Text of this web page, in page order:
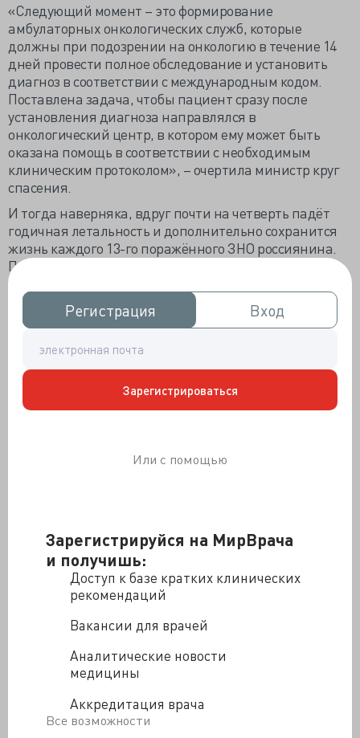
Зарегистрируйся на МирВрача
и получишь:
Доступ к базе кратких клинических
рекомендаций
Вакансии для врачей
Аналитические новости
медицины
Аккредитация врача
Все возможности
Регистрация
Регистрация Вход
Вход
Зарегистрироваться
Или с помощью
«Следующий момент – это формирование
амбулаторных онкологических служб, которые
должны при подозрении на онкологию в течение 14
дней провести полное обследование и установить
диагноз в соответствии с международным кодом.
Поставлена задача, чтобы пациент сразу после
установления диагноза направлялся в
онкологический центр, в котором ему может быть
оказана помощь в соответствии с необходимым
клиническим протоколом», – очертила министр круг
спасения.
И тогда наверняка, вдруг почти на четверть падёт
годичная летальность и дополнительно сохранится
жизнь каждого 13-го поражённого ЗНО россиянина.
Пятилетняя выживаемость должна перерасти на
11%, а выявление рака на ранних стадиях достичь
63%. Не сильно непреодолимая задача, ведь
«благодаря диспансеризации, способствующей
новообразований обнаруживают на I–II стадии, а 54%
россиян благополучно или не очень, но переживают
пятилетний рубец диспансерного наблюдения
онколога.
последние годы удалосьснизить рост
онкопатологии на 1-2 стадии. На 20-25% уменьшилась
одногодичная летальность». Представляете, в
результате активной деятельности Министерства во
главе с Вероникой Игоревной, онкологической
настороженности переобученных терапевтов и лично
главного онколога, у каждого пятого россиянина не
Впечатления подпортил профессор Вахтанг
неправильно организована система сбора и анализа
данных. Но хвастаться тем, что у нас 20% и эти